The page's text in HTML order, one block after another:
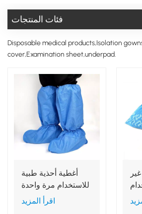
Español
عربي
فئات المنتجات
Disposable medical products,Isolation
cover,Examination sheet,underpad.
أغطية أحذية طبية
للاستخدام مرة واحدة
مصنوعة من غشاء
بولي إيثيلين غير
اقرأ المزيد